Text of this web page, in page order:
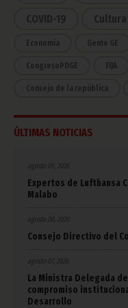
COVID-19 Cultura
Economía Gente GE
CongresoPDGE FIJA
Consejo de la república
ÚLTIMAS NOTICIAS
agosto 09, 2026
Expertos de Lufthansa
Malabo
agosto 08, 2026
Consejo Directivo del
agosto 07, 2026
La Ministra Delegada
compromiso
Desarrollo